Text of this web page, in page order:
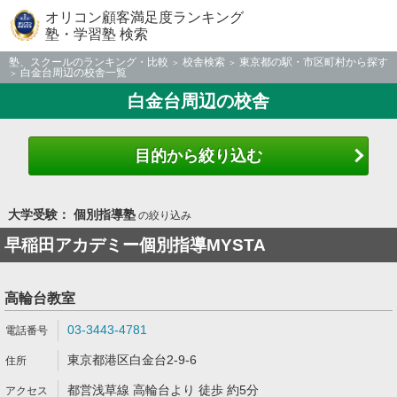
オリコン顧客満足度ランキング
塾・学習塾 検索
塾、スクールのランキング・比較 校舎検索
東京都の駅・市区町村から探す
白金台周辺の校舎一覧
白金台周辺の校舎
目的から絞り込む
大学受験： 個別指導塾の絞り込み
早稲田アカデミー個別指導MYSTA
高輪台教室
03-3443-4781
東京都港区白金台2-9-6
都営浅草線 高輪台より 徒歩 約5分